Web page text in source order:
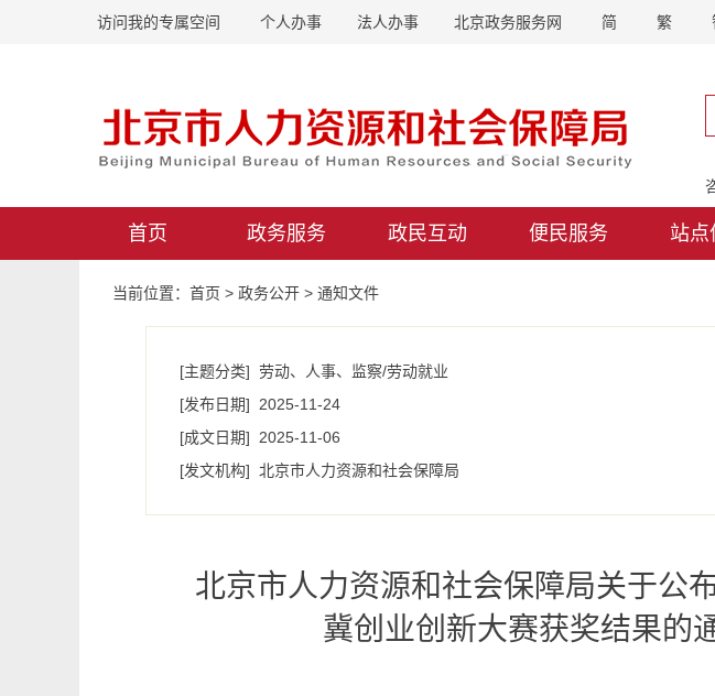
访问我的专属空间 个人办事 法人办事 北京政务服务网 简 繁
首页 政务服务 政民互动 便民服务 站点
当前位置： 首页 > 政务公开 > 通知文件
[主题分类] 劳动、人事、监察/劳动就业
[发布日期]
2025-11-24
[成文日期]
2025-11-06
[发文机构]
北京市人力资源和社会保障局
北京市人力资源和社会保障局关于公
冀创业创新大赛获奖结果的